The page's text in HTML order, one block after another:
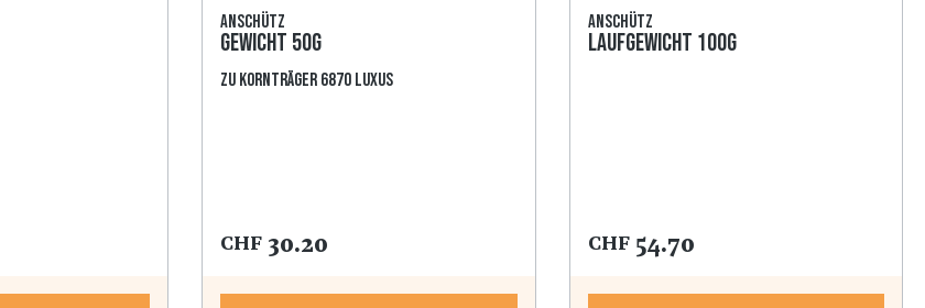
Anschütz
Gewicht 50g
zu Kornträger 6870 LUXUS
CHF 30.20
Anschütz
Laufgewicht 100g
CHF54.70